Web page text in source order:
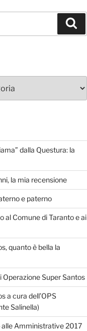
dalla Questura: la
la mia recensione
e paterno
al Comune di Taranto e ai
quanto è bella la
Operazione Super Santos
a cura dell’OPS
Salinella)
Amministrative 2017